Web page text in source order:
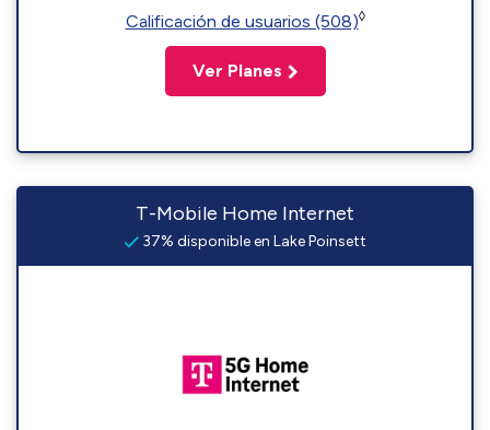
Calificación de usuarios (508)◊
Ver Planes
T-Mobile Home Internet
37% disponible en Lake Poinsett